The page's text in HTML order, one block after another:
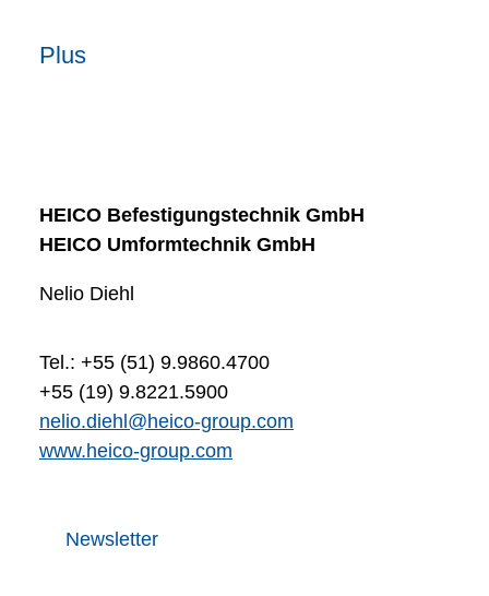
Plus
HEICO Befestigungstechnik GmbH
HEICO Umformtechnik GmbH
Nelio Diehl
Tel.: +55 (51) 9.9860.4700
+55 (19) 9.8221.5900
nelio.diehl@heico-group.com
www.heico-group.com
Newsletter